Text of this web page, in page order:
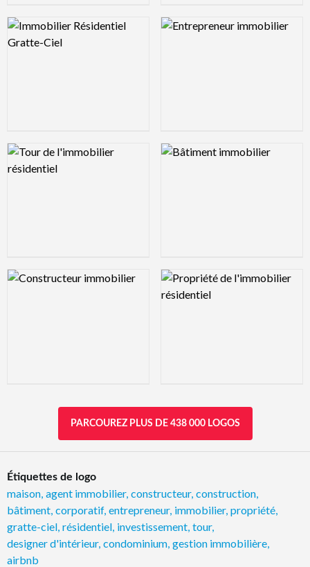
Logo Preview Image Logo Preview Image
Logo Preview Image Logo Preview Image
Logo Preview Image Logo Preview Image
PARCOUREZ PLUS DE 438 000 LOGOS
Étiquettes de logo
maison agent immobilier, constructeur, construction
bâtiment corporatif, entrepreneur, immobilier, propriété
gratte-ciel résidentiel investissement tour,
designer d'intérieur, condominium gestion immobilière
airbnb